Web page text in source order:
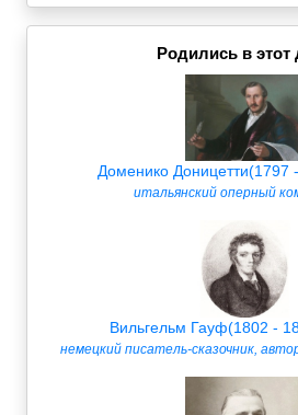
Родились в этот
Доменико Доницетти(1797
итальянский оперный
Вильгельм Гауф(1802 -
немецкий писатель-сказочник,